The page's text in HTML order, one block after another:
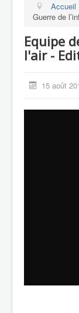
Aviation
Aviation
Drones
Accueil
Guerre de
Equipe
l'air -
15 août